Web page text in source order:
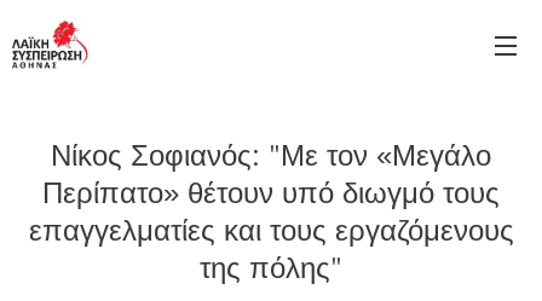
Νίκος Σοφιανός: "Με τον «Μεγάλο
Περίπατο» θέτουν υπό διωγμό τους
επαγγελματίες και τους εργαζόμενους
της πόλης"